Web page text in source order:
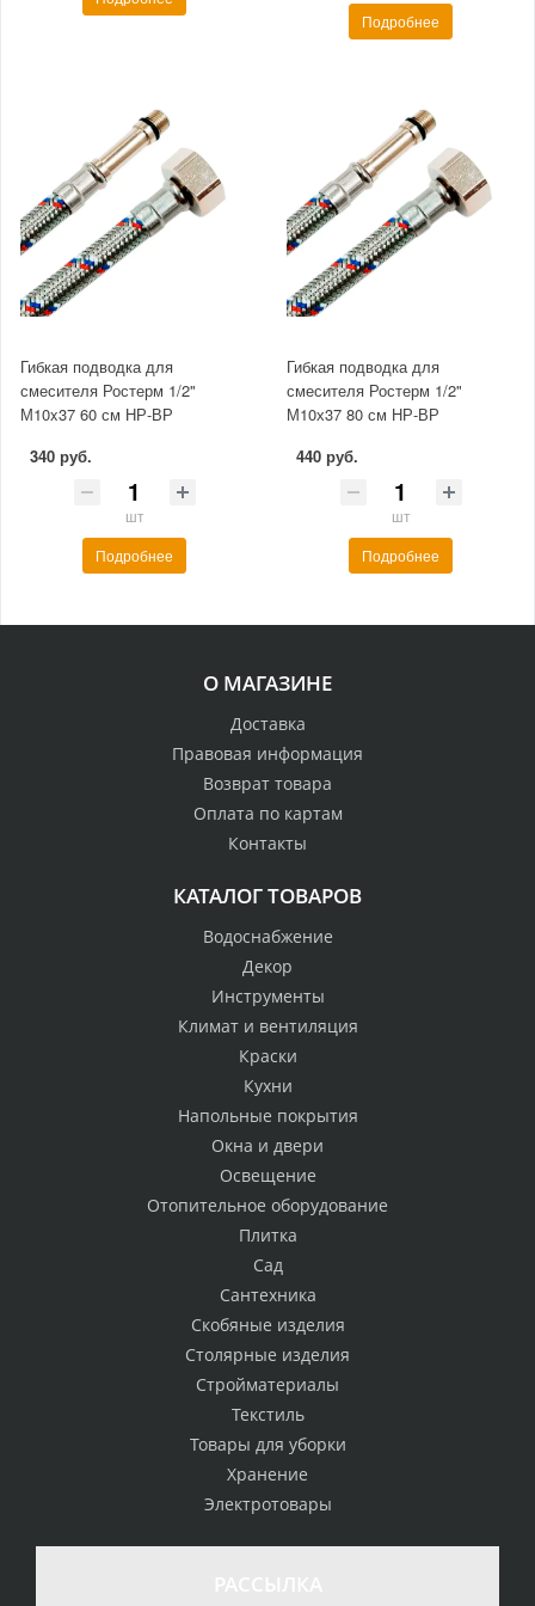
Подробнее
Гибкая подводка для
смесителя Ростерм 1/2"
М10x37 60 см НР-ВР
340 руб.
шт
Подробнее
Гибкая подводка для
смесителя Ростерм 1/2"
М10х37 80 см НР-ВР
440 руб.
шт
Подробнее
О МАГАЗИНЕ
Доставка
Правовая информация
Возврат товара
Оплата по картам
Контакты
КАТАЛОГ ТОВАРОВ
Водоснабжение
Декор
Инструменты
Климат и вентиляция
Краски
Кухни
Напольные покрытия
Окна и двери
Освещение
Отопительное оборудование
Плитка
Сад
Сантехника
Скобяные изделия
Столярные изделия
Стройматериалы
Текстиль
Товары для уборки
Хранение
Электротовары